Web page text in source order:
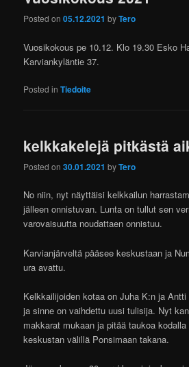
Posted on05.12.2021 byTero
Vuosikokous pe 10.12. Klo 19.30 Esko
Karviankyläntie 37.
Posted in Tiedoite
kelkkakelejä pitkästä
Posted on30.01.2021 byTero
No niin, nyt näyttäisi kelkkailun
jälleen onnistuvan. Lunta on tullut sen
varovaisuutta noudattaen onnistuu.
Karvianjärveltä pääsee keskustaan ja
ura avattu.
Kelkkailijoiden kotaa on Juha K:n ja
ja sinne on vaihdettu uusi tulisija. Nyt
makkarat mukaan ja pitää taukoa
keskustan välillä Ponsimaan takana.